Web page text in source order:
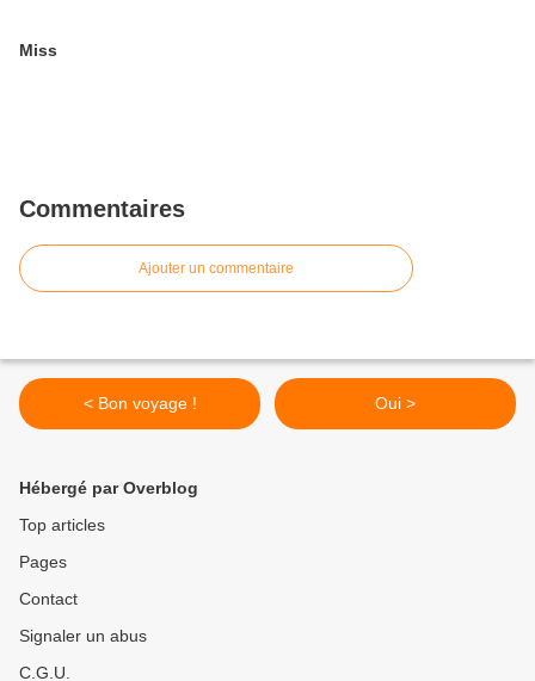
Miss
Commentaires
Ajouter un commentaire
< Bon voyage ! Oui >
Hébergé par Overblog
Top articles
Pages
Contact
Signaler un abus
C.G.U.